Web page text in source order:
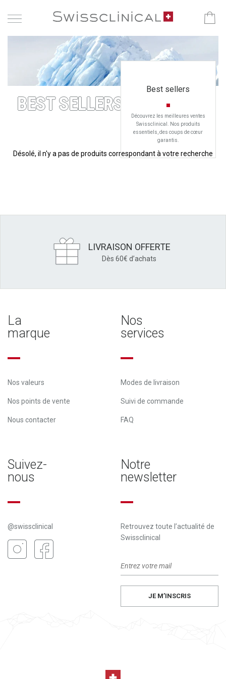
BEST SELLERS
Best sellers
Découvrez les meilleures ventes
Swissclinical. Nos produits
essentiels, des coups de cœur
garantis.
Désolé, il n'y a pas de produits correspondant à votre recherche
LIVRAISON OFFERTE
Dès 60€ d’achats
La
marque
Nos valeurs
Nos points de vente
Nous contacter
Nos
services
Modes de livraison
Suivi de commande
FAQ
Suivez-
nous
@swissclinical
Notre
newsletter
Retrouvez toute l’actualité de
Swissclinical
JE M’INSCRIS